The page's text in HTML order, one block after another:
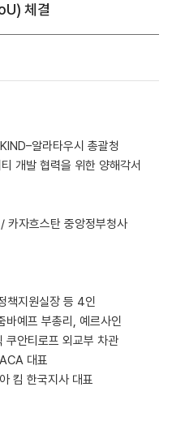
체결
알라타우시 총괄청
개발 협력을 위한 양해각서
카자흐스탄 중앙정부청사
책지원실장 등 4인
예프 부총리, 예르사인
쿠안티로프 외교부 차관
대표
킴 한국지사 대표